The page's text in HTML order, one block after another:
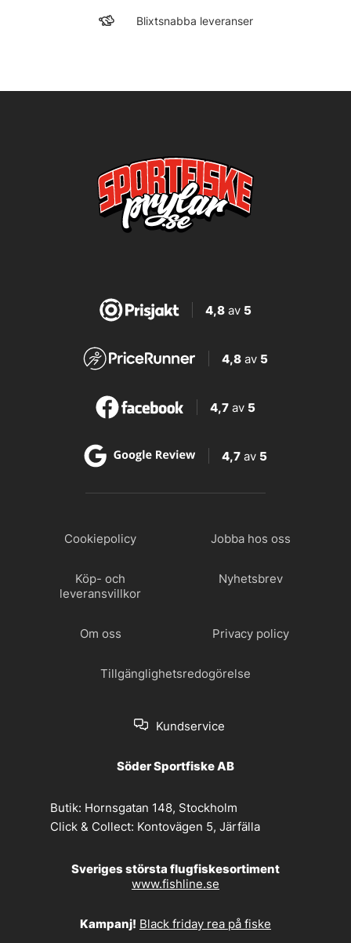
Blixtsnabba leveranser
4,8av 5
4,8 av 5
4,7 av 5
4,7 av 5
Cookiepolicy Jobba hos oss
Köp- och
leveransvillkor
Nyhetsbrev
Om oss Privacy policy
Tillgänglighetsredogörelse
Kundservice
Söder Sportfiske AB
Butik: Hornsgatan 148, Stockholm
Click & Collect: Kontovägen 5, Järfälla
Sveriges största flugfiskesortiment
www.fishline.se
Kampanj! Black friday rea på fiske